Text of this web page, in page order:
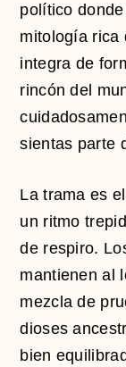
político
mitología rica
integra de
rincón del
sientas parte
La trama es
un ritmo
de respiro.
mantienen al
mezcla de
dioses
bien